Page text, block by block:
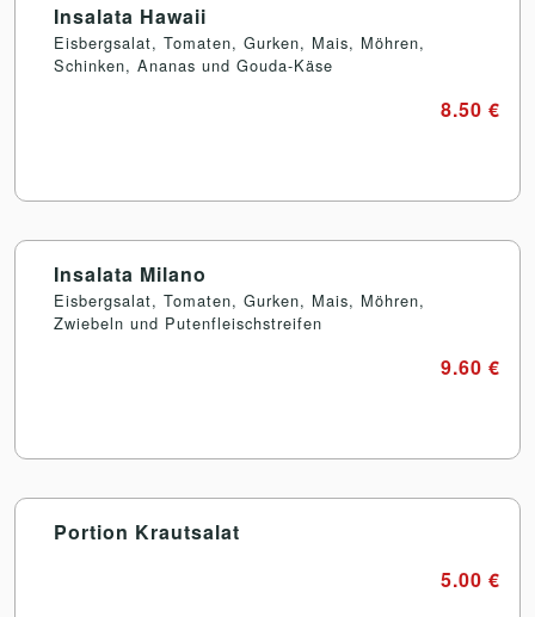
Insalata Hawaii
Eisbergsalat, Tomaten, Gurken, Mais, Möhren,
Schinken, Ananas und Gouda-Käse
8.50 €
Insalata Milano
Eisbergsalat, Tomaten, Gurken, Mais, Möhren,
Zwiebeln und Putenfleischstreifen
9.60 €
Portion Krautsalat
5.00 €